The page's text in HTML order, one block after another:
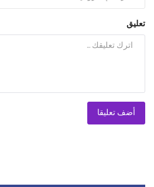
تعليق
أضف تعليقا